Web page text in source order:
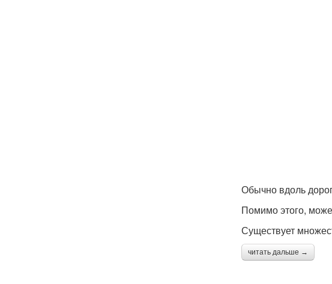
Обычно вдоль
Помимо этого,
Существует
читать дальше →